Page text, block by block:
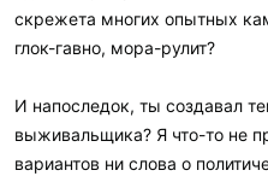
скрежета многих опытных
глок-гавно, мора-рулит?
И напоследок, ты создавал
выживальщика? Я что-то не
вариантов ни слова о